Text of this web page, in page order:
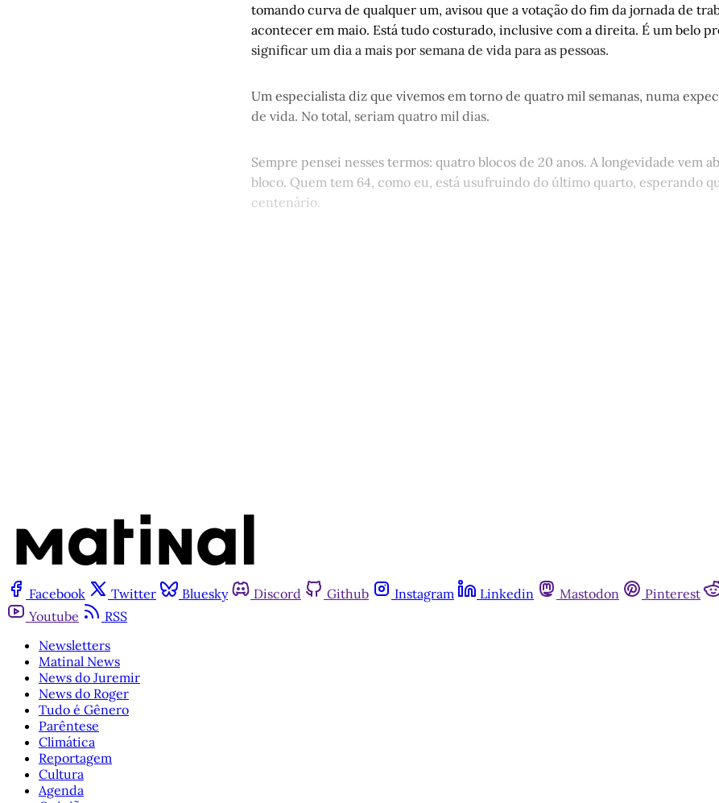
tomando curva de qualquer um, avisou que a votação do fim da jornada de
acontecer em maio. Está tudo costurado, inclusive com a direita. É um belo
significar um dia a mais por semana de vida para as pessoas.
Um especialista diz que vivemos em torno de quatro mil semanas, numa
de vida. No total, seriam quatro mil dias.
Sempre pensei nesses termos: quatro blocos de 20 anos. A longevidade vem
bloco. Quem tem 64, como eu, está usufruindo do último quarto, esperando
centenário.
Facebook Twitter Bluesky Discord Github Instagram Linkedin Mastodon Pinterest
Youtube
RSS
Newsletters
Matinal News
News do Juremir
News do Roger
Tudo é Gênero
Parêntese
Climática
Reportagem
Cultura
Agenda